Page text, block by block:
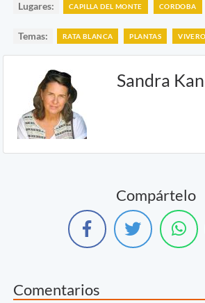
Lugares: CAPILLA DEL MONTE CORDOBA
Temas: RATA BLANCA PLANTAS VIVERO
Sandra Kan
Compártelo
Comentarios